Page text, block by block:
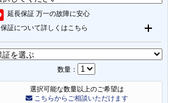
延長保証 万一の故障に安心
保証について詳しくはこちら
数量：
選択可能な数量以上のご希望は
こちらからご相談いただけます